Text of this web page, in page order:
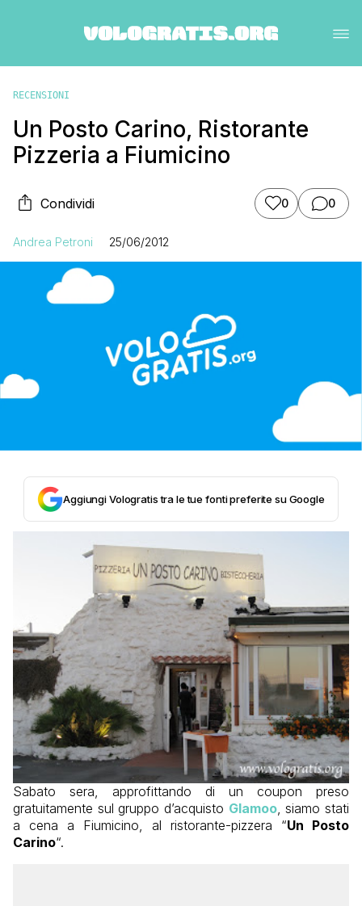
RECENSIONI
Un Posto Carino, Ristorante
Pizzeria a Fiumicino
Condividi 0 0
Andrea Petroni 25/06/2012
Aggiungi Vologratis tra le tue fonti preferite su Google
Sabato sera, approfittando di un coupon preso
gratuitamente sul gruppo d’acquisto Glamoo, siamo stati
a cena a Fiumicino, al ristorante-pizzera “Un Posto
Carino“.